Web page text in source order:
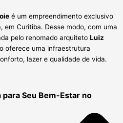
é um empreendimento exclusivo
em Curitiba. Desse modo, com uma
pelo renomado arquiteto Luiz
oferece uma infraestrutura
lazer e qualidade de vida.
Seu Bem-Estar no